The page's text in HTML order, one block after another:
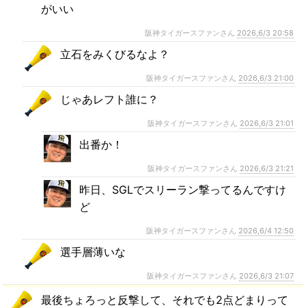
がいい
阪神タイガースファンさん 2026,6/3 20:58
立石をみくびるなよ？
阪神タイガースファンさん 2026,6/3 21:00
じゃあレフト誰に？
阪神タイガースファンさん 2026,6/3 21:01
出番か！
阪神タイガースファンさん 2026,6/3 21:21
昨日、SGLでスリーラン撃ってるんですけ
ど
阪神タイガースファンさん 2026,6/4 12:50
選手層薄いな
阪神タイガースファンさん 2026,6/3 21:07
最後ちょろっと反撃して、それでも2点どまりって